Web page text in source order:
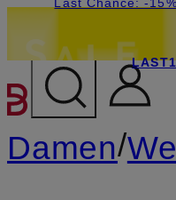
ZUM
Damen/